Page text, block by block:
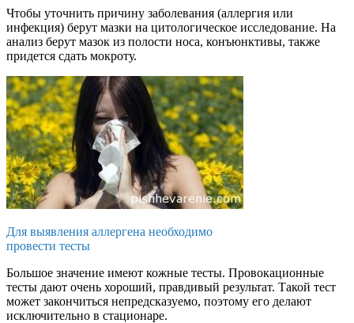
Чтобы уточнить причину заболевания (аллергия или
инфекция) берут мазки на цитологическое исследование. На
анализ берут мазок из полости носа, конъюнктивы, также
придется сдать мокроту.
Для выявления аллергена необходимо
провести тесты
Большое значение имеют кожные тесты. Провокационные
тесты дают очень хороший, правдивый результат. Такой тест
может закончиться непредсказуемо, поэтому его делают
исключительно в стационаре.